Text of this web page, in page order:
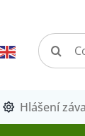
Hledat:
Hlášení